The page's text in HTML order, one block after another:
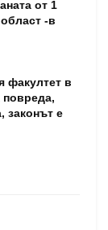
от 1
-в
факултет в
повреда,
законът е